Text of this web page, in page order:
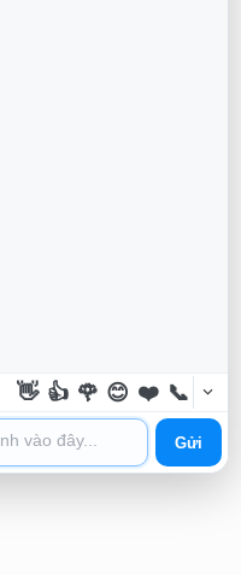
tphcm:
chỗ.
được phục vụ. Xin cảm
👋 👍 🌹 😊 ❤️ 📞
Gửi